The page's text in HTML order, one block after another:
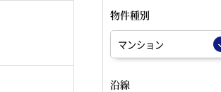
物件種別
沿線